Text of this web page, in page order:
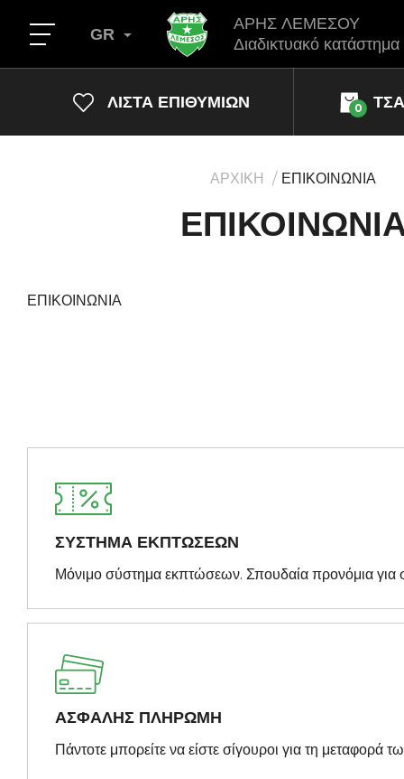
ΑΡΗΣ ΛΕΜΕΣΟΥ
Διαδικτυακό κατάστημα
GR
ΛΊΣΤΑ ΕΠΙΘΥΜΙΏΝ 0
ΑΡΧΙΚΗ ΕΠΙΚΟΙΝΩΝΙΑ
ΕΠΙΚΟΙΝΩΝΙΑ
ΣΥΣΤΗΜΑ ΕΚΠΤΩΣΕΩΝ
Μόνιμο σύστημα εκπτώσεων. Σπουδαία προνόμια για
ΑΣΦΑΛΗΣ ΠΛΗΡΩΜΗ
Πάντοτε μπορείτε να είστε σίγουροι για τη μεταφορά